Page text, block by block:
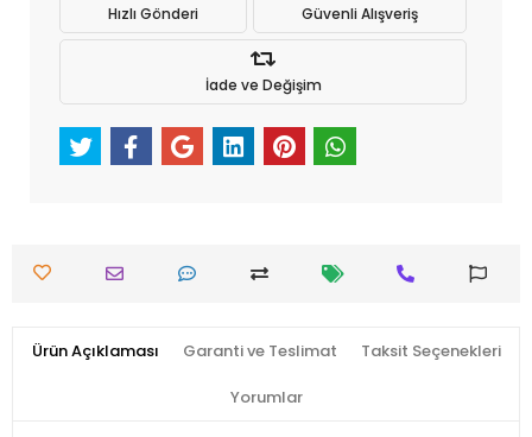
Hızlı Gönderi Güvenli Alışveriş
İade ve Değişim
Ürün Açıklaması Garanti ve Teslimat Taksit Seçenekleri
Yorumlar